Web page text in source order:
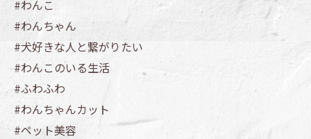
#わんこ
#わんちゃん
#犬好きな人と繋がりたい
#わんこのいる生活
#ふわふわ
#わんちゃんカット
#ペット美容